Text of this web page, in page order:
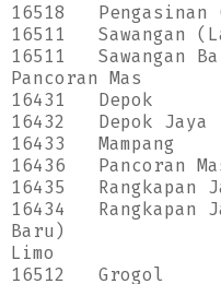
16518
Pengasinan
16511
Sawangan
16511
Sawangan
Pancoran Mas
16431
Depok
16432
Depok Jaya
16433
Mampang
16436
Pancoran
16435
Rangkapan
16434
Rangkapan
Baru)
Limo
16512
Grogol